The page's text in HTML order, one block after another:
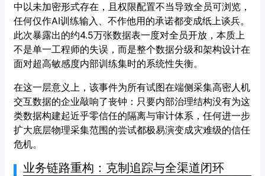
中以未加密形式存在，且权限配置不当导致全员可浏览，
任何仅作AI训练输入、不作他用的承诺都变成纸上谈兵。
此次暴露出的约4.5万张数据表一度对全员开放，本质上
不是单一工程师的失误，而是整个数据分级和架构设计在
面对超高敏感度内部训练集时的系统性失衡。
在这一层意义上，该事件为所有试图在端侧采集高密人机
交互数据的企业敲响了丧钟：只要内部治理结构没有为这
类数据构建起近乎零信任的隔离与审计体系，任何进一步
扩大底层物理采集范围的尝试都极易演变成灾难级的信任
危机。
业务链路重构：克制追踪与全渠道闭环